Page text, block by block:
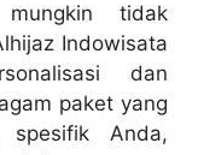
tidak
Indowisata
dan
paket yang
spesifik Anda,